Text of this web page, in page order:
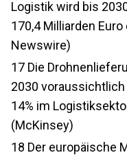
Logistik wird bis
170,4 Milliarden
Newswire)
17 Die
2030
14% im
(McKinsey)
18 Der europäische